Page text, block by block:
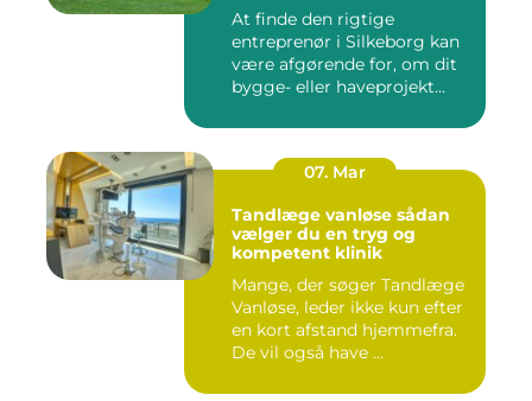
At finde den rigtige
entreprenør i Silkeborg kan
være afgørende for, om dit
bygge- eller haveprojekt...
07. Mar
Tandlæge vanløse sådan
vælger du en tryg og
kompetent klinik
Mange, der søger Tandlæge
Vanløse, leder ikke kun efter
en kort afstand hjemmefra.
De vil også have ...